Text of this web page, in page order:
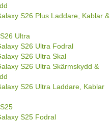
S26 Plus Laddare, Kablar &
Ultra
S26 Ultra Fodral
S26 Ultra Skal
S26 Ultra Skärmskydd &
S26 Ultra Laddare, Kablar
S25 Fodral